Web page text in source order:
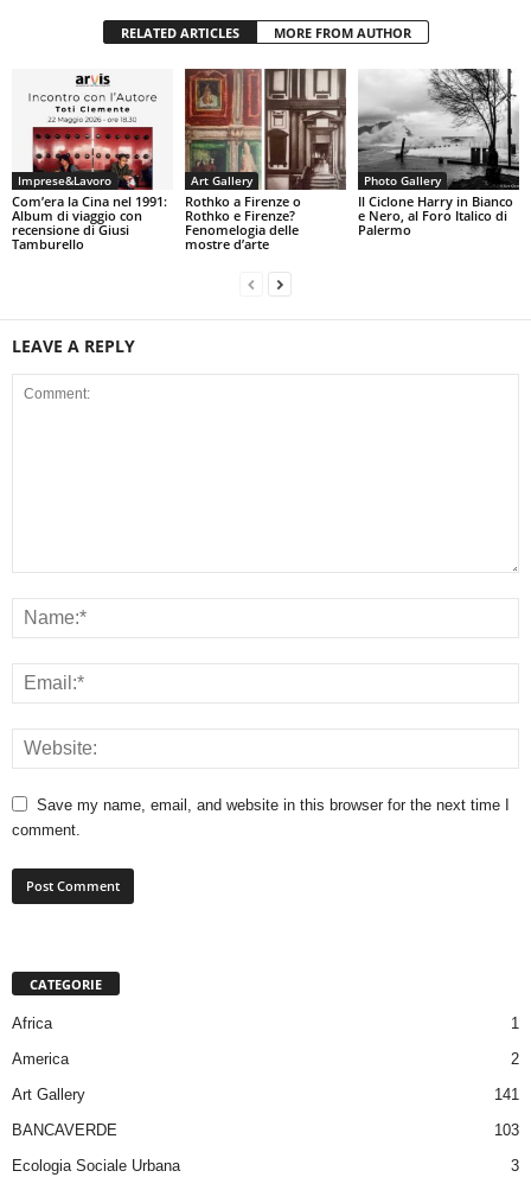
RELATED ARTICLES MORE FROM AUTHOR
Imprese&Lavoro
Com’era la Cina nel 1991:
Album di viaggio con
recensione di Giusi
Tamburello
Art Gallery
Rothko a Firenze o
Rothko e Firenze?
Fenomelogia delle
mostre d’arte
Photo Gallery
Il Ciclone Harry in Bianco
e Nero, al Foro Italico di
Palermo
LEAVE A REPLY
Save my name, email, and website in this browser for the next time I
comment.
CATEGORIE
Africa
1
America
2
Art Gallery
141
BANCAVERDE
103
Ecologia Sociale Urbana
3